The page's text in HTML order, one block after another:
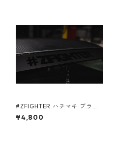
#ZFIGHTER ハチマキ ブラッ
ク
¥4,800